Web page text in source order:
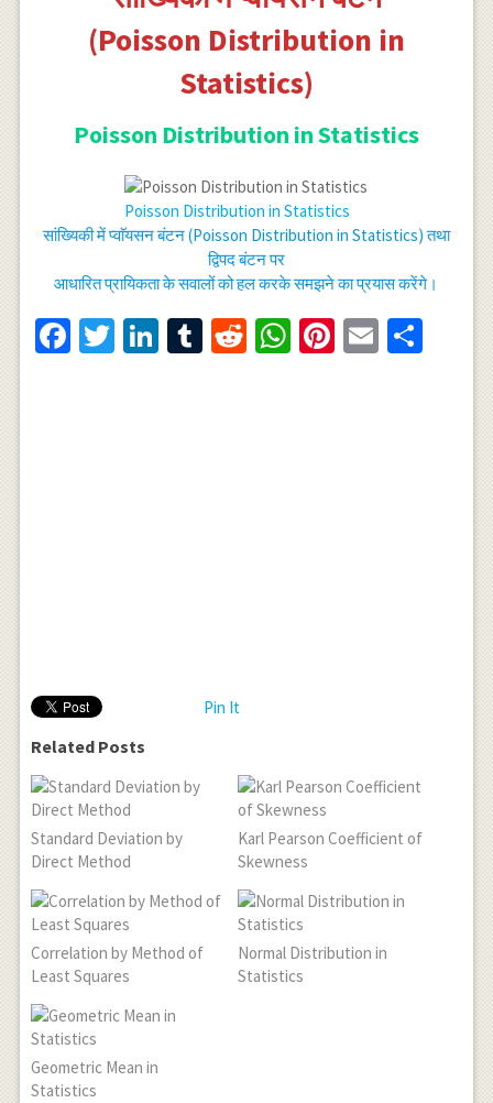
(Poisson Distribution in
Statistics)
Poisson Distribution in Statistics
Poisson Distribution in Statistics
सांख्यिकी में प्वाॅयसन बंटन (Poisson Distribution in Statistics) तथा
द्विपद बंटन पर
आधारित प्रायिकता के सवालों को हल करके समझने का प्रयास करेंगे।
Facebook
Twitter
LinkedIn
Tumblr
RedditWhatsApp
Pinterest
Email
Pin It
Related Posts
Standard Deviation by
Direct Method
Karl Pearson Coefficient of
Skewness
Correlation by Method of
Least Squares
Normal Distribution in
Statistics
Geometric Mean in
Statistics